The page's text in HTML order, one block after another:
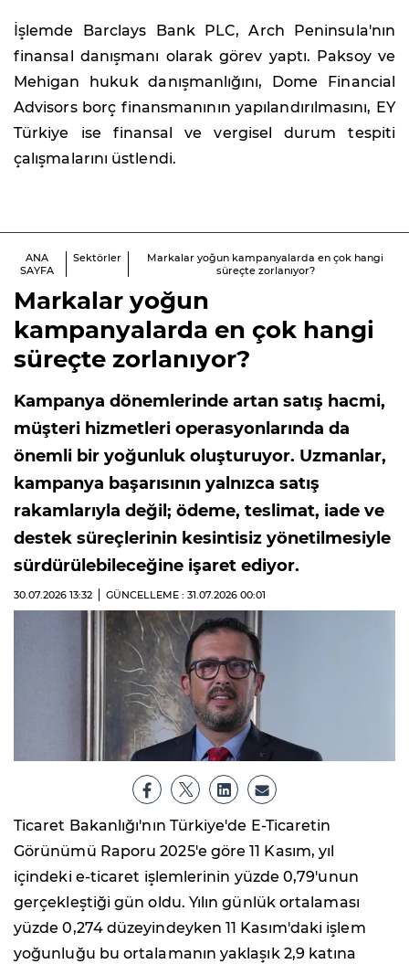
İşlemde Barclays Bank PLC, Arch Peninsula'nın
finansal danışmanı olarak görev yaptı. Paksoy ve
Mehigan hukuk danışmanlığını, Dome Financial
Advisors borç finansmanının yapılandırılmasını, EY
Türkiye ise finansal ve vergisel durum tespiti
çalışmalarını üstlendi.
ANA
SAYFA
Sektörler
Markalar yoğun kampanyalarda en çok hangi
süreçte zorlanıyor?
Markalar yoğun
kampanyalarda en çok hangi
süreçte zorlanıyor?
Kampanya dönemlerinde artan satış hacmi,
müşteri hizmetleri operasyonlarında da
önemli bir yoğunluk oluşturuyor. Uzmanlar,
kampanya başarısının yalnızca satış
rakamlarıyla değil; ödeme, teslimat, iade ve
destek süreçlerinin kesintisiz yönetilmesiyle
sürdürülebileceğine işaret ediyor.
30.07.2026 13:32 GÜNCELLEME : 31.07.2026 00:01
Ticaret Bakanlığı'nın Türkiye'de E-Ticaretin
Görünümü Raporu 2025'e göre 11 Kasım, yıl
içindeki e-ticaret işlemlerinin yüzde 0,79'unun
gerçekleştiği gün oldu. Yılın günlük ortalaması
yüzde 0,274 düzeyindeyken 11 Kasım'daki işlem
yoğunluğu bu ortalamanın yaklaşık 2,9 katına